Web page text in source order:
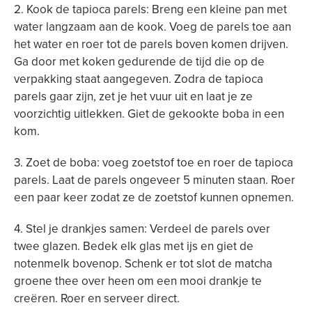
2. Kook de tapioca parels: Breng een kleine pan met
water langzaam aan de kook. Voeg de parels toe aan
het water en roer tot de parels boven komen drijven.
Ga door met koken gedurende de tijd die op de
verpakking staat aangegeven. Zodra de tapioca
parels gaar zijn, zet je het vuur uit en laat je ze
voorzichtig uitlekken. Giet de gekookte boba in een
kom.
3. Zoet de boba: voeg zoetstof toe en roer de tapioca
parels. Laat de parels ongeveer 5 minuten staan. Roer
een paar keer zodat ze de zoetstof kunnen opnemen.
4. Stel je drankjes samen: Verdeel de parels over
twee glazen. Bedek elk glas met ijs en giet de
notenmelk bovenop. Schenk er tot slot de matcha
groene thee over heen om een ​​mooi drankje te
creëren. Roer en serveer direct.